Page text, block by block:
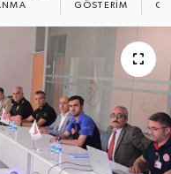
GÖSTERIM